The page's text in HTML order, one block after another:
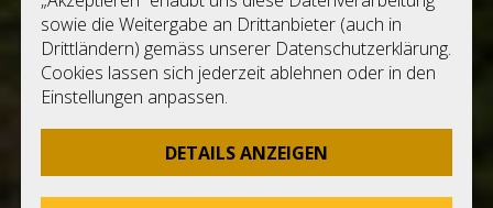
sowie die Weitergabe an Drittanbieter (auch in
Drittländern) gemäss unserer Datenschutzerklärung.
Cookies lassen sich jederzeit ablehnen oder in den
Einstellungen anpassen.
DETAILS ANZEIGEN